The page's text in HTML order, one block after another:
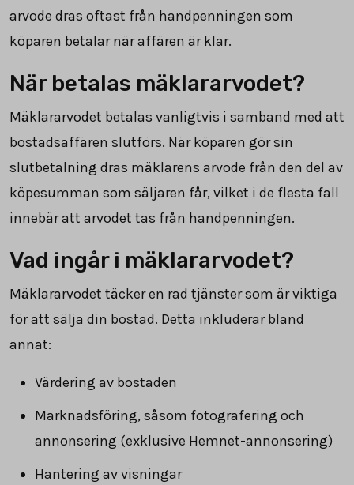
arvode dras oftast från handpenningen som
köparen betalar när affären är klar.
När betalas mäklararvodet?
Mäklararvodet betalas vanligtvis i samband med att
bostadsaffären slutförs. När köparen gör sin
slutbetalning dras mäklarens arvode från den del av
köpesumman som säljaren får, vilket i de flesta fall
innebär att arvodet tas från handpenningen.
Vad ingår i mäklararvodet?
Mäklararvodet täcker en rad tjänster som är viktiga
för att sälja din bostad. Detta inkluderar bland
annat:
Värdering av bostaden
Marknadsföring, såsom fotografering och
annonsering (exklusive Hemnet-annonsering)
Hantering av visningar